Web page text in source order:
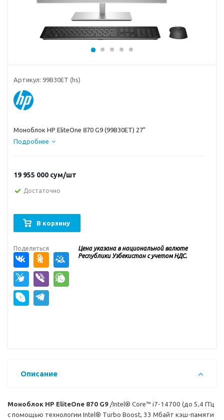
Артикул: 99B30ET (hs)
Моноблок HP EliteOne 870 G9 (99B30ET) 27"
Подробнее
19 955 000 сум/шт
Достаточно
В корзину
Поделиться
Цена указана в национальной валюте
Республики Узбекистан с учетом НДС.
Описание
Моноблок HP EliteOne 870 G9 /Intel® Core™ i7-14700 (до 5,4 ГГц
с помощью технологии Intel® Turbo Boost, 33 Мбайт кэш-памяти